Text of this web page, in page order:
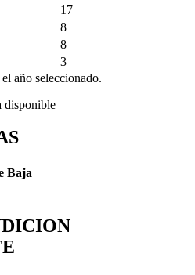
17
8
8
3
año seleccionado.
disponible
Baja